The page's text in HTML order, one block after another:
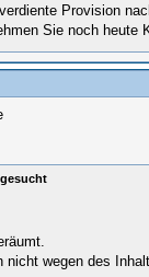
Provision
Sie noch heute
nicht wegen des